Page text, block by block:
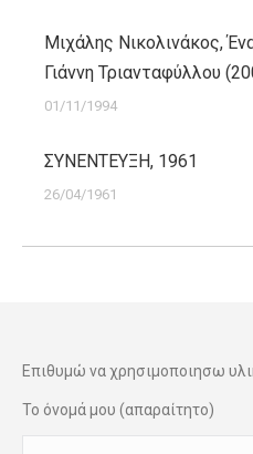
Μιχάλης Νικολινάκος,
Γιάννη Τριανταφύλλου
01/11/1994
ΣΥΝΕΝΤΕΥΞΗ, 1961
26/04/1961
Επιθυμώ να χρησιμοποιησω
Το όνομά μου (απαραίτητο)